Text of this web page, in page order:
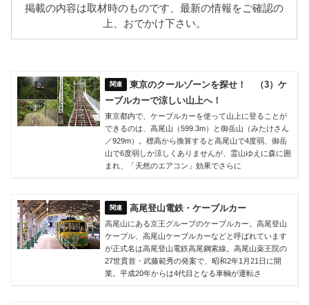
掲載の内容は取材時のものです、最新の情報をご確認の
上、おでかけ下さい。
東京のクールゾーンを探せ！ （3）ケ
ーブルカーで涼しい山上へ！
東京都内で、ケーブルカーを使って山上に登ることが
できるのは、高尾山（599.3m）と御岳山（みたけさん
／929m）。標高から換算すると高尾山で4度弱、御岳
山で6度弱しか涼しくありませんが、霊山ゆえに森に囲
まれ、「天然のエアコン」効果でさらに
高尾登山電鉄・ケーブルカー
高尾山にある京王グループのケーブルカー。高尾登山
ケーブル、高尾山ケーブルカーなどと呼ばれています
が正式名は高尾登山電鉄高尾鋼索線。高尾山薬王院の
27世貫首・武藤範秀の発案で、昭和2年1月21日に開
業。平成20年からは4代目となる車輌が運転さ